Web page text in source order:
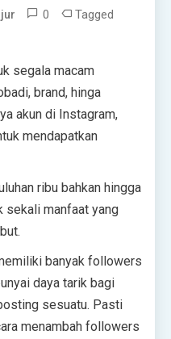
0 Tagged
segala macam
brand, hinga
akun di Instagram,
mendapatkan
ribu bahkan hingga
sekali manfaat yang
banyak followers
daya tarik bagi
sesuatu. Pasti
menambah followers